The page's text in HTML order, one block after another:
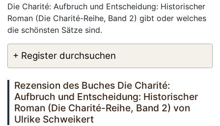
Die Charité: Aufbruch und Entscheidung: Historischer
Roman (Die Charité-Reihe, Band 2) gibt oder welches
die schönsten Sätze sind.
+ Register durchsuchen
Rezension des Buches Die Charité:
Aufbruch und Entscheidung: Historischer
Roman (Die Charité-Reihe, Band 2) von
Ulrike Schweikert